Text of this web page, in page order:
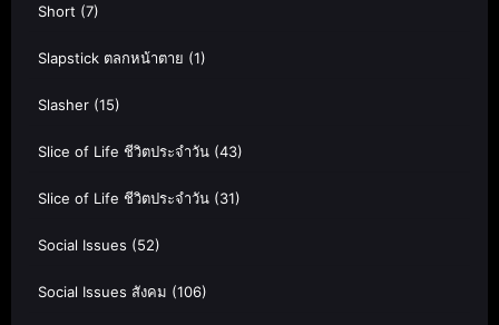
Short (7)
Slapstick ตลกหน้าตาย (1)
Slasher (15)
Slice of Life ชีวิตประจำวัน (43)
Slice of Life ชีวิตประจำวัน (31)
Social Issues (52)
Social Issues สังคม (106)